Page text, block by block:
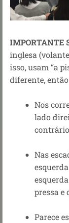
IMPORTANTE
inglesa
isso, usam “a
diferente,
Nos
lado
Nas
pressa e
Parece